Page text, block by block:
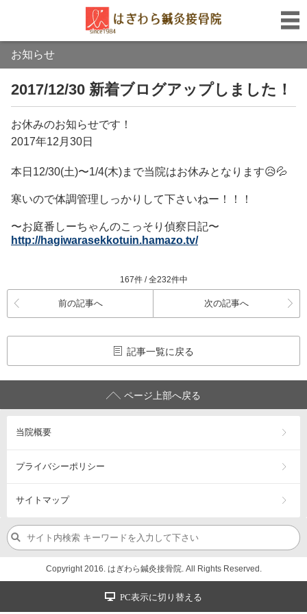
お知らせ
2017/12/30 新着ブログアップしました！
お休みのお知らせです！
2017年12月30日
本日12/30(土)〜1/4(木)まで当院はお休みとなります😥💦
寒いので体調管理しっかりして下さいねー！！！
〜お庭番しーちゃんのこっそり偵察日記〜
http://hagiwarasekkotuin.hamazo.tv/
167件 / 全232件中
前の記事へ 次の記事へ
記事一覧に戻る
ページ上部へ戻る
当院概要
プライバシーポリシー
サイトマップ
Copyright 2016. はぎわら鍼灸接骨院. All Rights Reserved.
PC表示に切り替える